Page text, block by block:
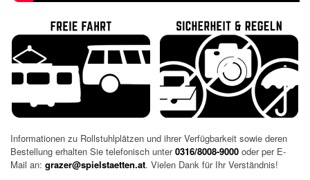
Informationen zu Rollstuhlplätzen und ihrer Verfügbarkeit sowie deren
Bestellung erhalten Sie telefonisch unter0316/8008-9000 oder per E-
Mail an: grazer@spielstaetten.at. Vielen Dank für Ihr Verständnis!